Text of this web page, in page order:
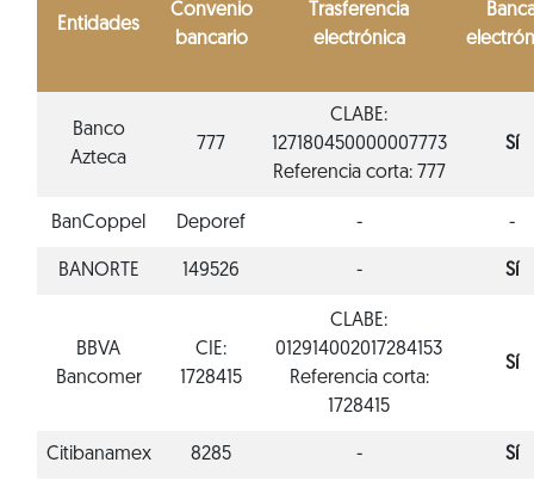
Entidades
Convenio
bancario
Trasferencia
electrónica
Banco
Azteca
777
CLABE:
127180450000007773
Referencia corta: 777
Sí
BanCoppel Deporef - -
BANORTE 149526 - Sí
BBVA
Bancomer
CIE:
1728415
CLABE:
012914002017284153
Referencia corta:
1728415
Sí
Citibanamex 8285 - Sí